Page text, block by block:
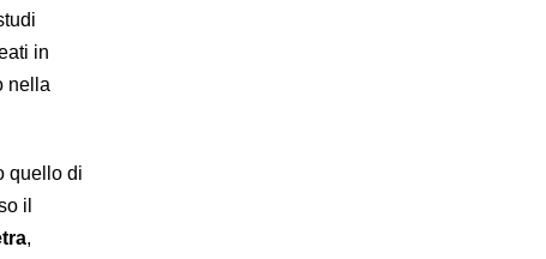
in
nella
quello di
il
,